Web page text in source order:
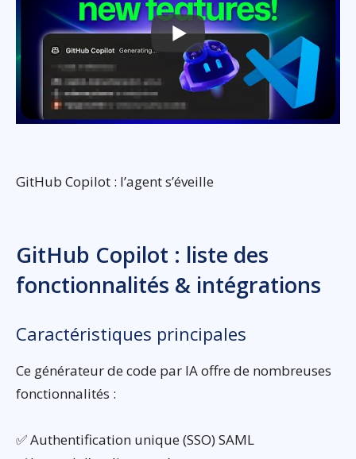
GitHub Copilot : l’agent s’éveille
GitHub Copilot : liste des
fonctionnalités & intégrations
Caractéristiques principales
Ce générateur de code par IA offre de nombreuses
fonctionnalités :
✅ Authentification unique (SSO) SAML